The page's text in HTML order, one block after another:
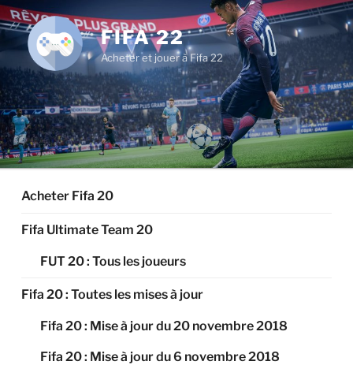
Aller
au
contenu
principal
FIFA 22
Acheter et jouer à Fifa 22
Acheter Fifa 20
Fifa Ultimate Team 20
FUT 20 : Tous les joueurs
Fifa 20 : Toutes les mises à jour
Fifa 20 : Mise à jour du 20 novembre 2018
Fifa 20 : Mise à jour du 6 novembre 2018